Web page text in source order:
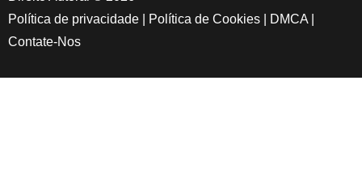
Política de privacidade
Política de Cookies DMCA
Contate-Nos